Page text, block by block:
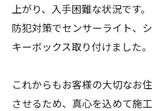
上がり、入手困難な状況です。
防犯対策でセンサーライト、
キーボックス取り付けました。
これからもお客様の大切なお
させるため、真心を込めて施